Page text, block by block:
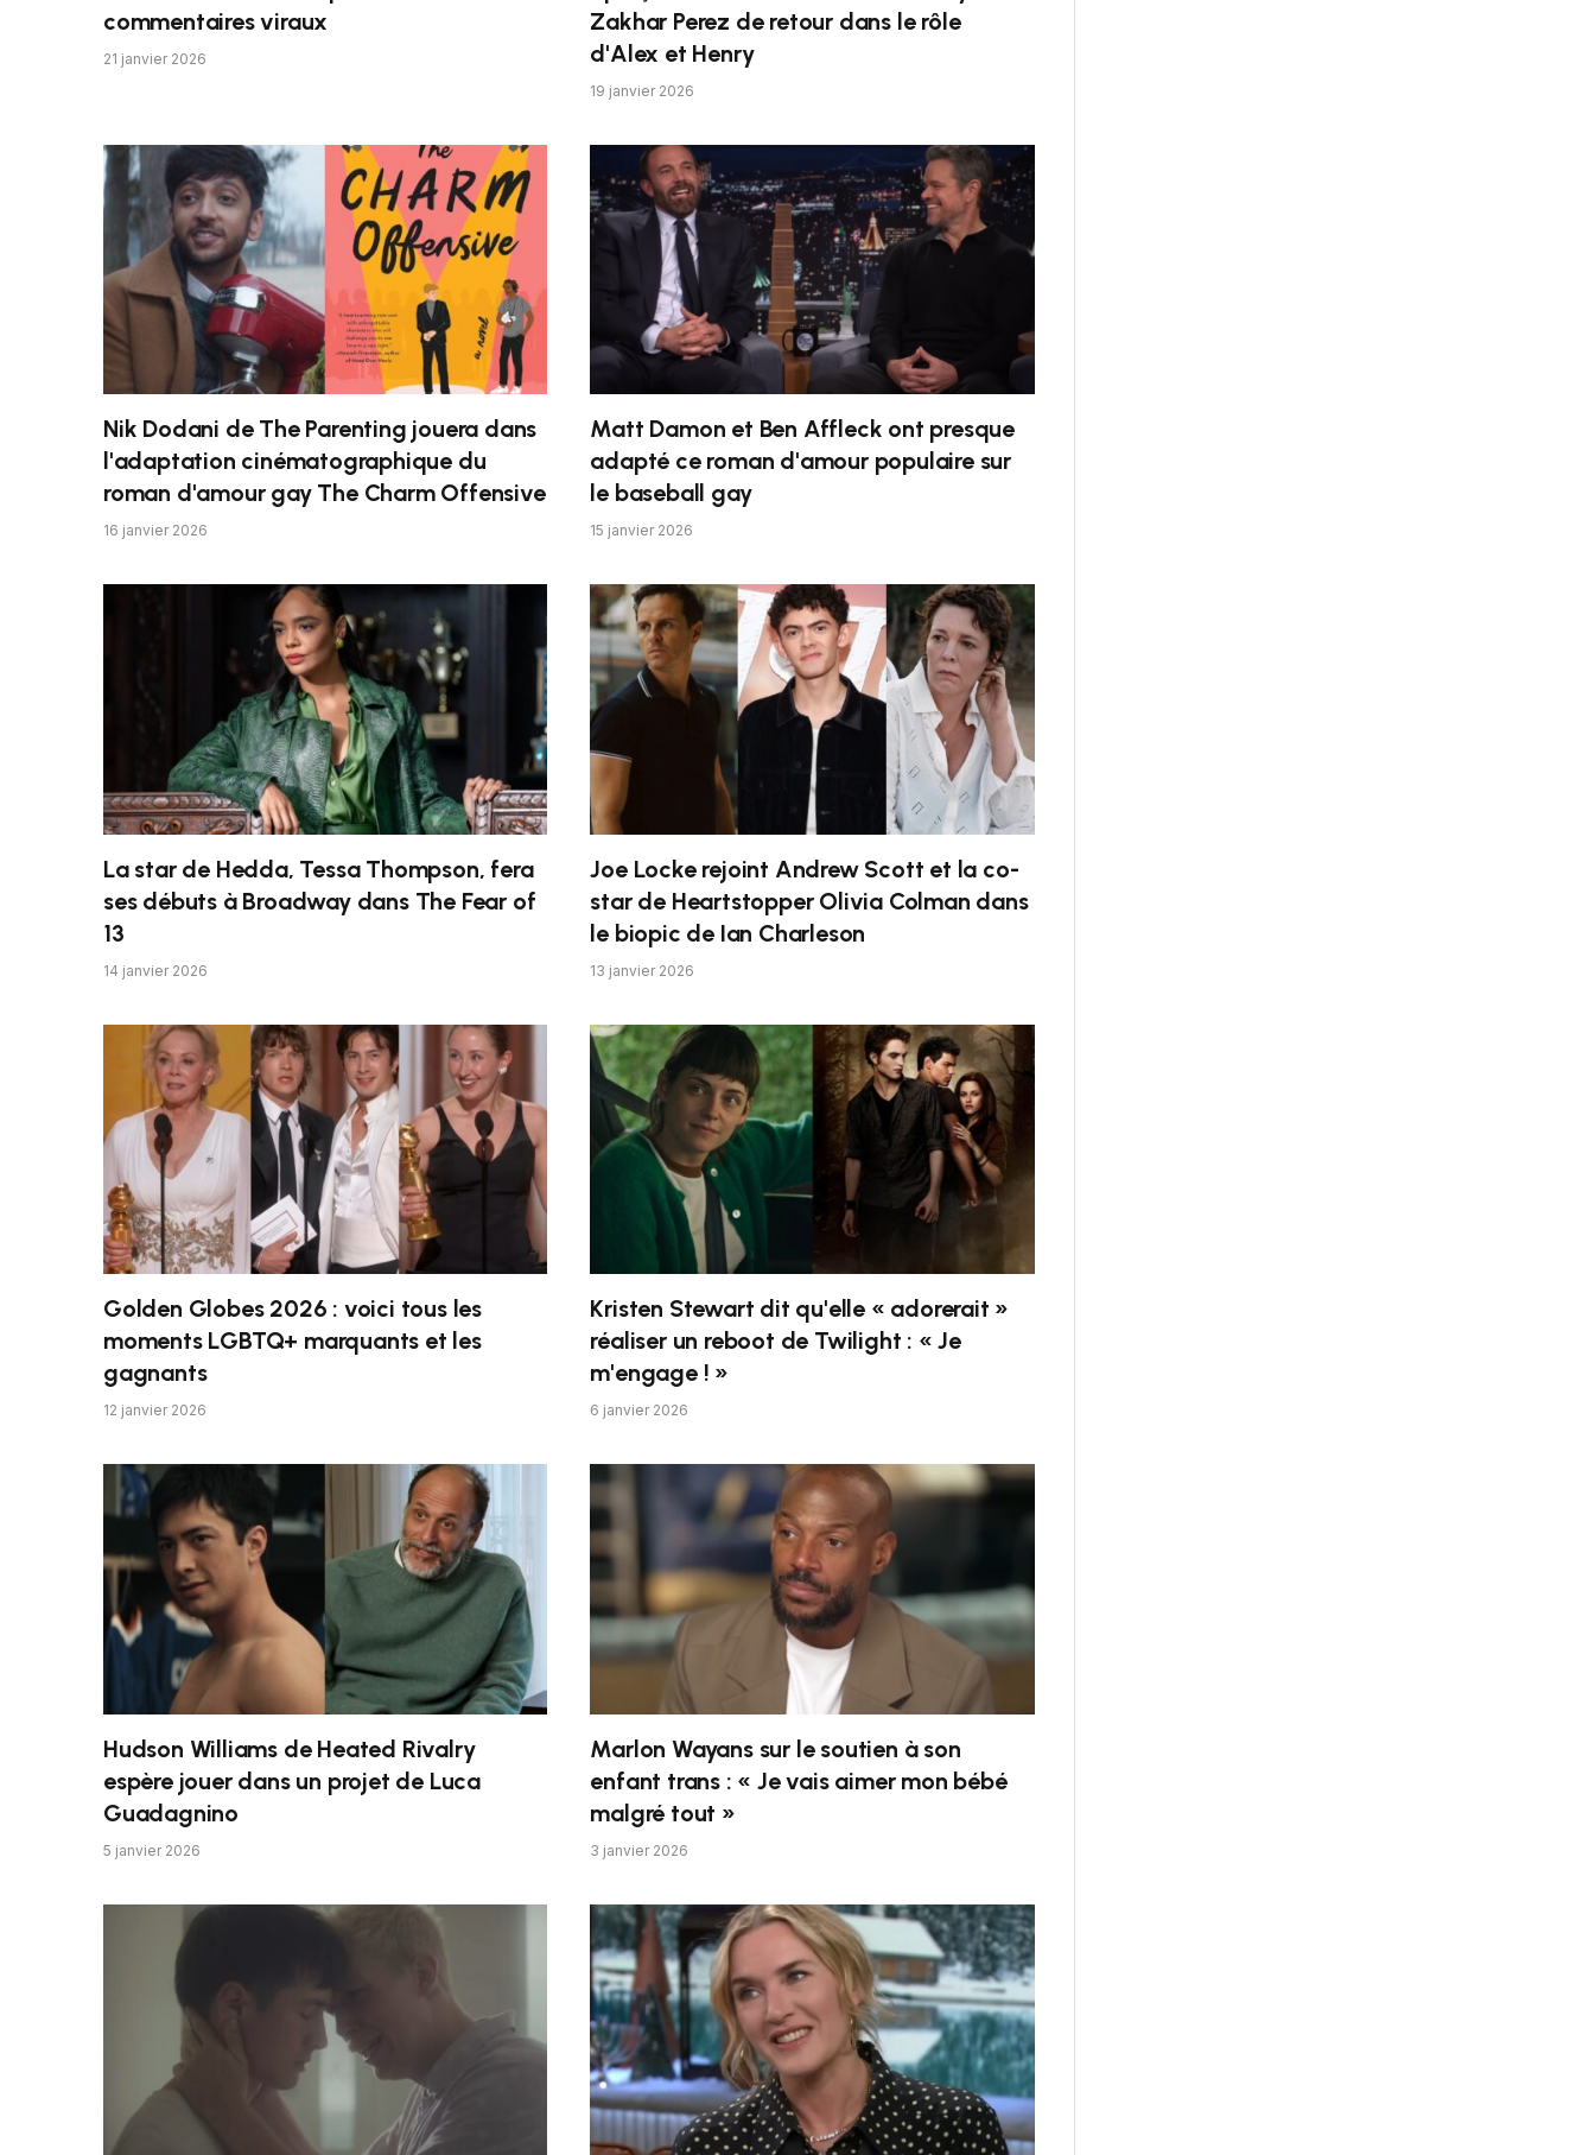
commentaires viraux
21 janvier 2026
Zakhar Perez de retour dans le rôle
d'Alex et Henry
19 janvier 2026
Nik Dodani de The Parenting jouera dans
l'adaptation cinématographique du
roman d'amour gay The Charm Offensive
16 janvier 2026
Matt Damon et Ben Affleck ont ​​presque
adapté ce roman d'amour populaire sur
le baseball gay
15 janvier 2026
La star de Hedda, Tessa Thompson, fera
ses débuts à Broadway dans The Fear of
13
14 janvier 2026
Joe Locke rejoint Andrew Scott et la co-
star de Heartstopper Olivia Colman dans
le biopic de Ian Charleson
13 janvier 2026
Golden Globes 2026 : voici tous les
moments LGBTQ+ marquants et les
gagnants
12 janvier 2026
Kristen Stewart dit qu'elle « adorerait »
réaliser un reboot de Twilight : « Je
m'engage ! »
6 janvier 2026
Hudson Williams de Heated Rivalry
espère jouer dans un projet de Luca
Guadagnino
5 janvier 2026
Marlon Wayans sur le soutien à son
enfant trans : « Je vais aimer mon bébé
malgré tout »
3 janvier 2026